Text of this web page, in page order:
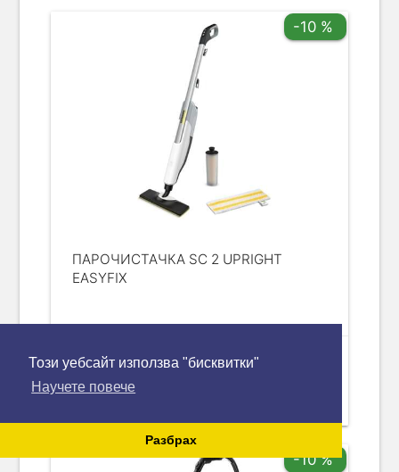
Този уебсайт използва "бисквитки"
Научете повече
Разбрах
-10 %
ПАРОЧИСТАЧКА SC 2 UPRIGHT
EASYFIX
120.66 €
236 лв.
-10 %